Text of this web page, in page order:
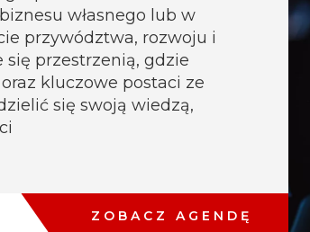
własnego lub w
przywództwa, rozwoju i
się przestrzenią, gdzie
kluczowe postaci ze
się swoją wiedzą,
ZOBACZ AGENDĘ